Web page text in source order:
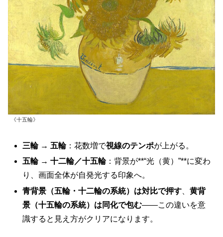
《十五輪》
三輪 → 五輪：花数増で視線のテンポが上がる。
五輪 → 十二輪／十五輪：背景が**“光（黄）”**に変わ
り、画面全体が自発光する印象へ。
青背景（五輪・十二輪の系統）は対比で押す 、黄背
景（十五輪の系統）は同化で包む——この違いを意
識すると見え方がクリアになります。